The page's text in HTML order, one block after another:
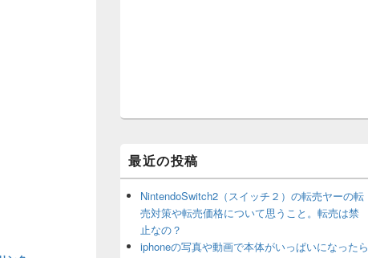
最近の投稿
NintendoSwitch2（スイッチ２）の転売ヤーの転
売対策や転売価格について思うこと。転売は禁
止なの？
iphoneの写真や動画で本体がいっぱいになったら